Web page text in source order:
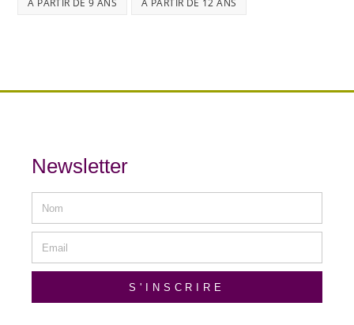
À PARTIR DE 9 ANS À PARTIR DE 12 ANS
Newsletter
S'INSCRIRE